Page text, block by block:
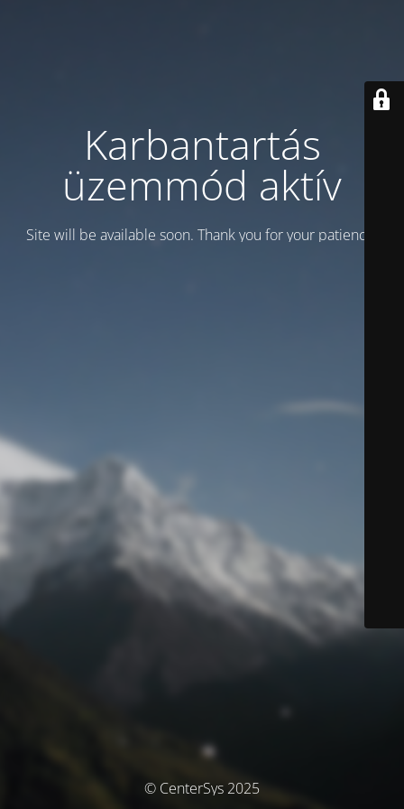
Karbantartás
üzemmód aktív
Site will be available soon. Thank you for your patience!
© CenterSys 2025